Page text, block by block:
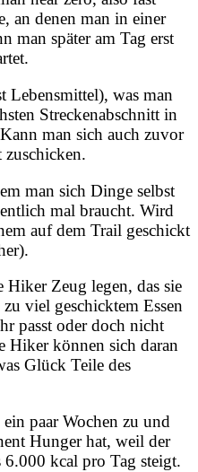
an denen man in einer
man später am Tag erst
Lebensmittel), was man
Streckenabschnitt in
man sich auch zuvor
zuschicken.
man sich Dinge selbst
mal braucht. Wird
auf dem Trail geschickt
Hiker Zeug legen, das sie
viel geschicktem Essen
passt oder doch nicht
Hiker können sich daran
Glück Teile des
paar Wochen zu und
Hunger hat, weil der
kcal pro Tag steigt.